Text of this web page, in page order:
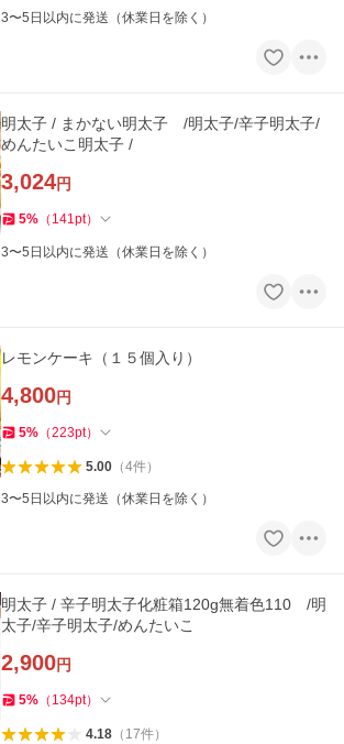
3〜5日以内に発送（休業日を除く）
明太子 / まかない明太子 /明太子/辛子明太子/
めんたいこ明太子 /
3,024円
5% （ 141pt）
3〜5日以内に発送（休業日を除く）
レモンケーキ（１５個入り）
4,800円
5% （223pt）
5.00（4件）
3〜5日以内に発送（休業日を除く）
明太子 / 辛子明太子化粧箱120g無着色110 /明
太子/辛子明太子/めんたいこ
2,900円
5% （ 134pt）
4.18（ 17件）